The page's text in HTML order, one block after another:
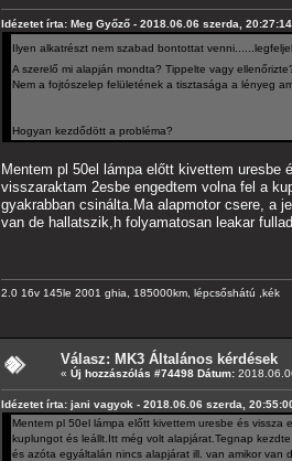
Idézetet írta: Meg Győző - 2018.06.06 szerda, 20:27:14
Ilyen alkatrészt nem szabad bontottat
A szerelő mi alapján mondta? Tippelte vagy
Nem a fojtószelep felületének a tisztasága a lényeg
Hogyan kezdődött a probléma?
Mentem pl 50el lámpa előtt kivettem
visszaraktam 2esbe engedtem volna fel a
gyakrabban csinálta.Ma alapmotor csere, a
van de hallatszik,h folyamatosan leakar
2.0 16v 145le 2001 ghia, 185000km, lépcsőshátú ,kék
Válasz: MK3 Általános kérdések
« Új hozzászólás #74498 Dátum:
Idézetet írta: jani vagyok - 2018.06.06 szerda,
Mentem pl 50el lámpa előtt kivettem uresbe és
kuplungot és leállt.Itt még volt alapjárat.Tegnap
és azóta egyáltalán nincs alapjárat ill. van amikor van